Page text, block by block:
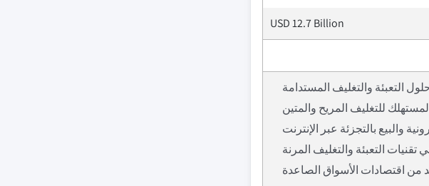
USD 12.7 Billion
التعبئة والتغليف المستدامة
للتغليف المريح والمتين
والبيع بالتجزئة عبر الإنترنت
تقنيات التعبئة والتغليف المرنة
من اقتصادات الأسواق الصاعدة